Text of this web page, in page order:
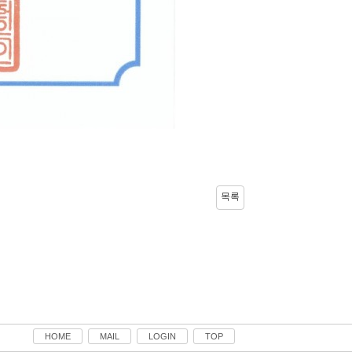
목록
HOME MAIL LOGIN TOP